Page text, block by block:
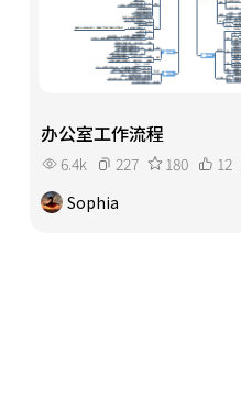
办公室工作流程
6.4k 227 180 12
Sophia